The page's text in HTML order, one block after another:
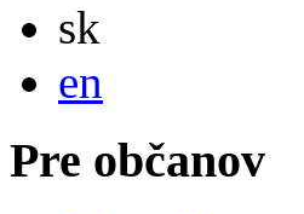
sk
en
Pre občanov